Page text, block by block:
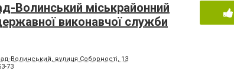
Волинський міськрайонний
виконавчої служби
Волинський, вулиця Соборності, 13
73